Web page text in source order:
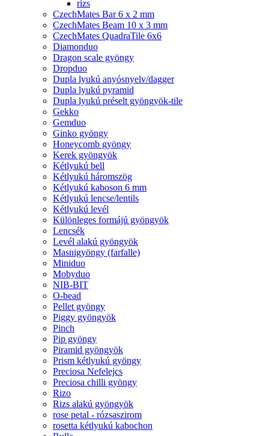
rizs
CzechMates Bar 6 x 2 mm
CzechMates Beam 10 x 3 mm
CzechMates QuadraTile 6x6
Diamonduo
Dragon scale gyöngy
Dropduo
Dupla lyukú anyósnyelv/dagger
Dupla lyukú pyramid
Dupla lyukú préselt gyöngyök-tile
Gekko
Gemduo
Ginko gyöngy
Honeycomb gyöngy
Kerek gyöngyök
Kétlyukú bell
Kétlyukú háromszög
Kétlyukú kaboson 6 mm
Kétlyukú lencse/lentils
Kétlyukú levél
Különleges formájú gyöngyök
Lencsék
Levél alakú gyöngyök
Masnigyöngy (farfalle)
Miniduo
Mobyduo
NIB-BIT
O-bead
Pellet gyöngy
Piggy gyöngyök
Pinch
Pip gyöngy
Piramid gyöngyök
Prism kétlyukú gyöngy
Preciosa Nefelejcs
Preciosa chilli gyöngy
Rizo
Rizs alakú gyöngyök
rose petal - rózsaszirom
rosetta kétlyukú kabochon